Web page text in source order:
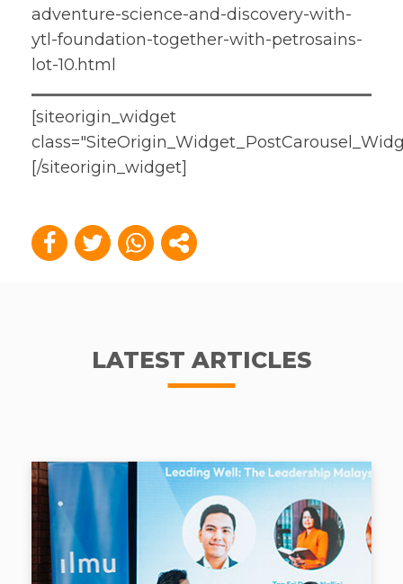
adventure-science-and-discovery-with-
ytl-foundation-together-with-petrosains-
lot-10.html
[siteorigin_widget
[/siteorigin_widget]
LATEST ARTICLES